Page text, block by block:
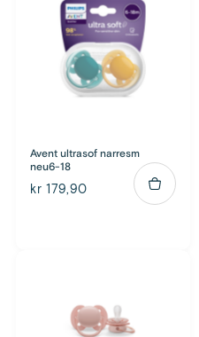
Avent ultrasof narresm
neu6-18
kr 179,90